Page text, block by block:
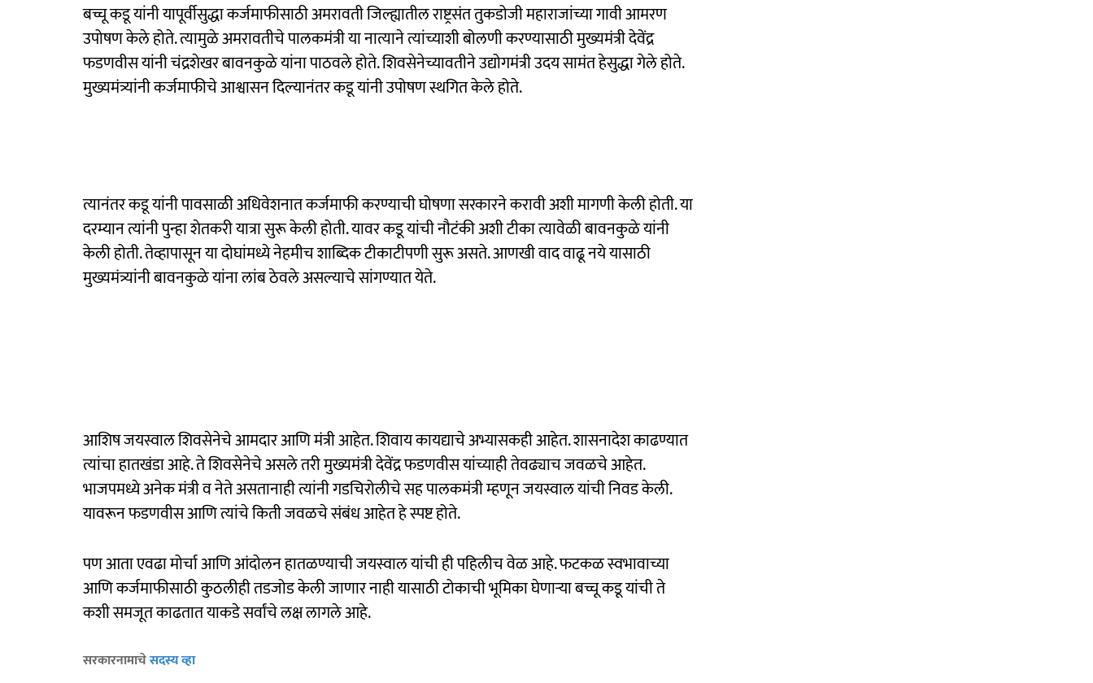
बच्चू कडू यांनी यापूर्वीसुद्धा कर्जमाफीसाठी अमरावती जिल्ह्यातील राष्ट्रसंत तुकडोजी महाराजांच्या गावी आमरण
उपोषण केले होते. त्यामुळे अमरावतीचे पालकमंत्री या नात्याने त्यांच्याशी बोलणी करण्यासाठी मुख्यमंत्री देवेंद्र
फडणवीस यांनी चंद्रशेखर बावनकुळे यांना पाठवले होते. शिवसेनेच्यावतीने उद्योगमंत्री उदय सामंत हेसुद्धा गेले होते.
मुख्यमंत्र्यांनी कर्जमाफीचे आश्वासन दिल्यानंतर कडू यांनी उपोषण स्थगित केले होते.
त्यानंतर कडू यांनी पावसाळी अधिवेशनात कर्जमाफी करण्याची घोषणा सरकारने करावी अशी मागणी केली होती. या
दरम्यान त्यांनी पुन्हा शेतकरी यात्रा सुरू केली होती. यावर कडू यांची नौटंकी अशी टीका त्यावेळी बावनकुळे यांनी
केली होती. तेव्हापासून या दोघांमध्ये नेहमीच शाब्दिक टीकाटीपणी सुरू असते. आणखी वाद वाढू नये यासाठी
मुख्यमंत्र्यांनी बावनकुळे यांना लांब ठेवले असल्याचे सांगण्यात येते.
आशिष जयस्वाल शिवसेनेचे आमदार आणि मंत्री आहेत. शिवाय कायद्याचे अभ्यासकही आहेत. शासनादेश काढण्यात
त्यांचा हातखंडा आहे. ते शिवसेनेचे असले तरी मुख्यमंत्री देवेंद्र फडणवीस यांच्याही तेवढ्याच जवळचे आहेत.
भाजपमध्ये अनेक मंत्री व नेते असतानाही त्यांनी गडचिरोलीचे सह पालकमंत्री म्हणून जयस्वाल यांची निवड केली.
यावरून फडणवीस आणि त्यांचे किती जवळचे संबंध आहेत हे स्पष्ट होते.
पण आता एवढा मोर्चा आणि आंदोलन हातळण्याची जयस्वाल यांची ही पहिलीच वेळ आहे. फटकळ स्वभावाच्या
आणि कर्जमाफीसाठी कुठलीही तडजोड केली जाणार नाही यासाठी टोकाची भूमिका घेणाऱ्या बच्चू कडू यांची ते
कशी समजूत काढतात याकडे सर्वांचे लक्ष लागले आहे.
सरकारनामाचेसदस्य व्हा